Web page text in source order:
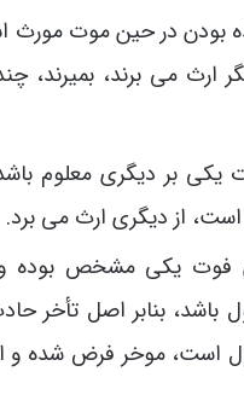
بودن در حین موت مورث
ارث می برند،
یکی بر دیگری معلوم
از دیگری ارث می برد.
فوت یکی مشخص بوده
بنابر اصل تأخر
است، موخر فرض شده و